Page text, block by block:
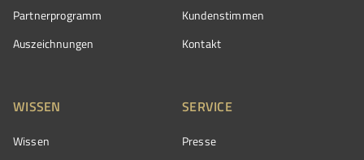
Partnerprogramm
Auszeichnungen
Kundenstimmen
Kontakt
WISSEN
Wissen
SERVICE
Presse